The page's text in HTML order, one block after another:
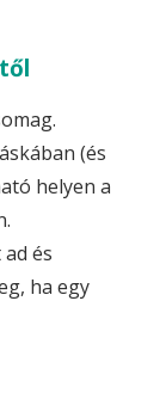
(és
helyen a
és
ha egy